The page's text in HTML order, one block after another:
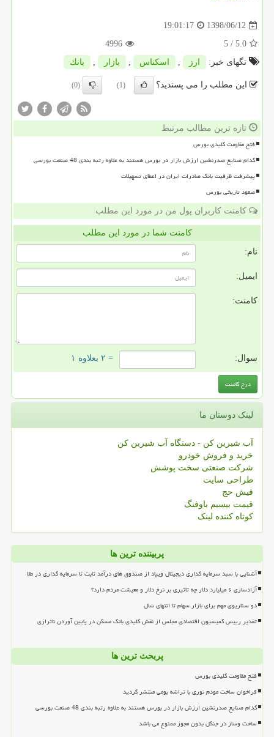
1398/06/12
19:01:17
5.0
/ 5
4996
تگهای خبر:
ارز , اسكناس , بازار , بانك
این مطلب را می پسندید؟ (1)
(0)
تازه ترین مطالب مرتبط
فتح مقاومت کلیدی بورس
کدام صنایع صدرنشین ارزش بازار در بورس هستند به علاوه رتبه بندی 48 صنعت بورسی
پیشرفت ظرفیت بانک صادرات ایران در اعطای تسهیلات
صعود تاریخی بورس
کامنت کاربران پول من در مورد این مطلب
کامنت شما در مورد این مطلب
نام:
ایمیل:
کامنت:
سوال: = ۲ بعلاوه ۱
لینک دوستان ما
آب شیرین کن - دستگاه آب شیرین کن
خرید و فروش خودرو
شرکت صنعتی سخت پوشش
طراحی سایت
فیش حج
قیمت بیسیم باوفنگ
کوتاه کننده لینک
پربیننده ترین ها
آشنایی با سبد سرمایه گذاری دیجیتال ویپاد از صندوق های درآمد ثابت تا سرمایه گذاری در طلا
آزادسازی ۶ میلیارد دلار چه تاثیری بر نرخ دلار و معیشت مردم دارد؟
دو سناریوی مهم برای بازار سهام تا انتهای سال
تقدیر رییس کمیسیون اقتصادی مجلس از نقش کلیدی بانک مسکن در پایین آوردن ناترازی
پربحث ترین ها
فتح مقاومت کلیدی بورس
فراخوان ساخت مودم نوری با تراشه بومی منتشر گردید
کدام صنایع صدرنشین ارزش بازار در بورس هستند به علاوه رتبه بندی 48 صنعت بورسی
ساخت وساز در جنگل بدون مجوز ممنوع می باشد